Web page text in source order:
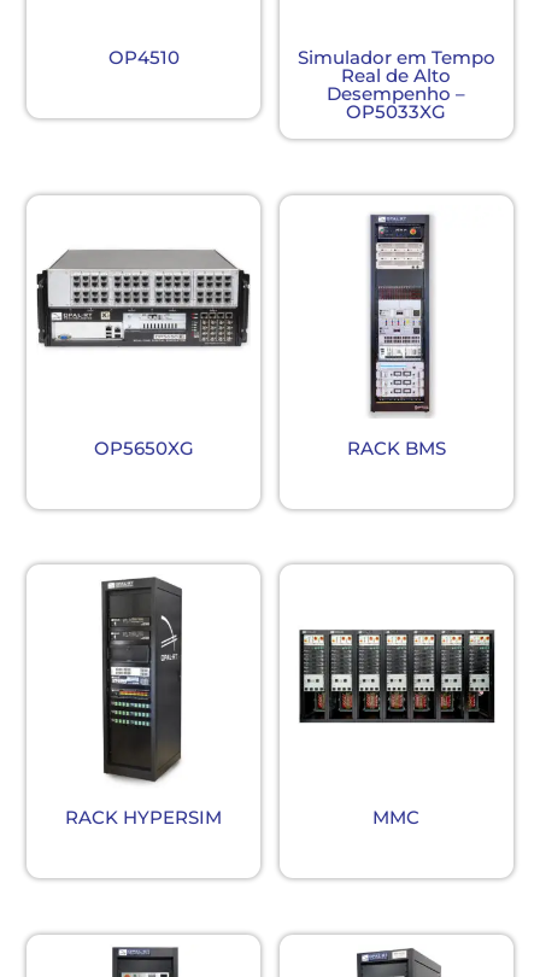
OP4510 Simulador em Tempo
Real de Alto
Desempenho –
OP5033XG
OP5650XG RACK BMS
RACK HYPERSIM MMC